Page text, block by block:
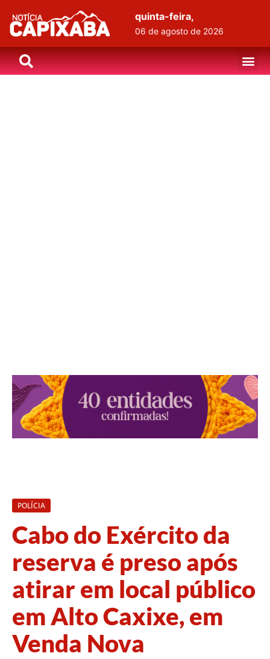
quinta-feira,
06 de agosto de 2026
POLÍCIA
Cabo do Exército da
reserva é preso após
atirar em local público
em Alto Caxixe, em
Venda Nova